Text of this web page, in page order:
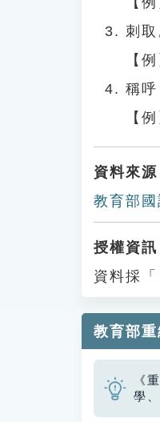
刺取
【
稱
【
資料來源
教育部
授權資訊
資料採「
教育部
《
學